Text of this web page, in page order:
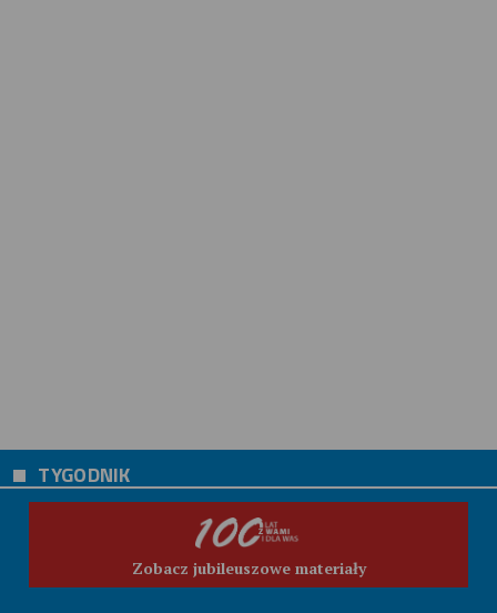
TYGODNIK
Zobacz jubileuszowe materiały